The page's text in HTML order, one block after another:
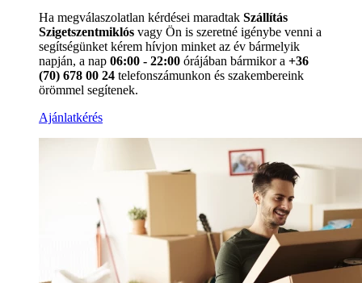
Ha megválaszolatlan kérdései maradtak Szállítás
Szigetszentmiklós vagy Ön is szeretné igénybe venni a
segítségünket kérem hívjon minket az év bármelyik
napján, a nap 06:00 - 22:00 órájában bármikor a +36
(70) 678 00 24 telefonszámunkon és szakembereink
örömmel segítenek.
Ajánlatkérés